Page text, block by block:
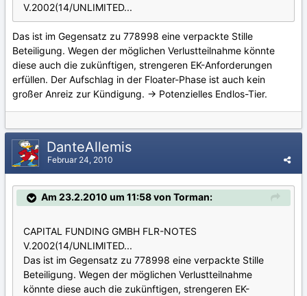
V.2002(14/UNLIMITED...
Das ist im Gegensatz zu 778998 eine verpackte Stille
Beteiligung. Wegen der möglichen Verlustteilnahme könnte
diese auch die zukünftigen, strengeren EK-Anforderungen
erfüllen. Der Aufschlag in der Floater-Phase ist auch kein
großer Anreiz zur Kündigung. -> Potenzielles Endlos-Tier.
DanteAllemis
Februar 24, 2010
Am 23.2.2010 um 11:58 von Torman:
CAPITAL FUNDING GMBH FLR-NOTES
V.2002(14/UNLIMITED...
Das ist im Gegensatz zu 778998 eine verpackte Stille
Beteiligung. Wegen der möglichen Verlustteilnahme
könnte diese auch die zukünftigen, strengeren EK-